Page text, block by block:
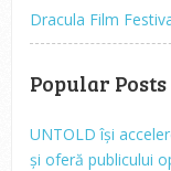
Dracula Film
Popular Posts
UNTOLD își
și oferă publicului